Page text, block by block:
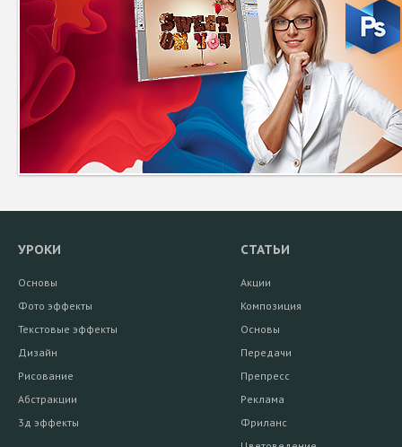
УРОКИ
Основы
Фото эффекты
Текстовые эффекты
Дизайн
Рисование
Абстракции
3д эффекты
СТАТЬИ
Акции
Композиция
Основы
Передачи
Препресс
Реклама
Фриланс